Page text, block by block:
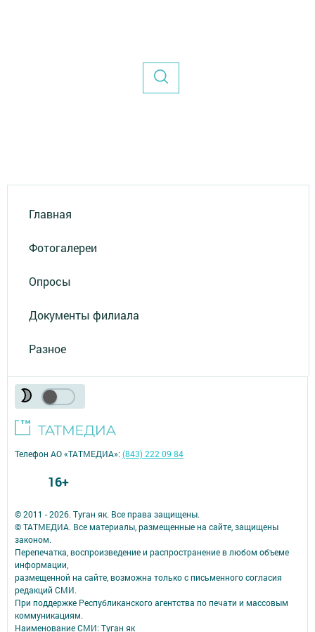
Главная
Фотогалереи
Опросы
Документы филиала
Разное
© 2011 - 2026. Туган як. Все права защищены.
© ТАТМЕДИА. Все материалы, размещенные на сайте, защищены
законом.
Перепечатка, воспроизведение и распространение в любом объеме
информации,
размещенной на сайте, возможна только с письменного согласия
редакций СМИ.
При поддержке Республиканского агентства по печати и массовым
коммуникациям.
Наименование СМИ: Туган як
Телефон АО «ТАТМЕДИА»:(843) 222 09 84
16+